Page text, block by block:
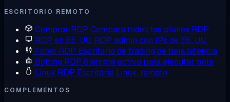
ESCRITORIO REMOTO
Comprar RDP Compara todos los planes RDP
RDP en EE. UU. RDP admin con IPs de EE. UU.
Forex RDP Escritorio de trading de baja latencia
Botting RDP Siempre activo para ejecutar bots
Linux RDP Escritorio Linux, remoto
COMPLEMENTOS